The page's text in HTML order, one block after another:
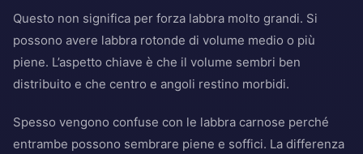
Questo non significa per forza labbra molto grandi. Si
possono avere labbra rotonde di volume medio o più
piene. L’aspetto chiave è che il volume sembri ben
distribuito e che centro e angoli restino morbidi.
Spesso vengono confuse con le labbra carnose perché
entrambe possono sembrare piene e soffici. La differenza